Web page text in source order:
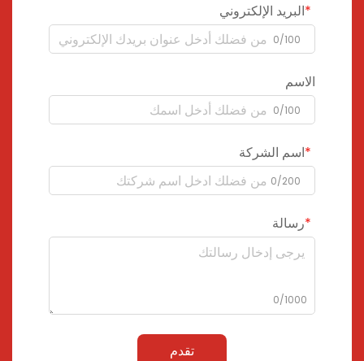
البريد الإلكتروني
0/100
الاسم
0/100
اسم الشركة
0/200
رسالة
0/1000
تقدم